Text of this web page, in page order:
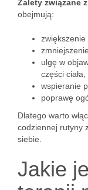
Zalety związane
obejmują:
zwiększenie
ulgę w
części ciała,
wspieranie
poprawę
Dlatego warto
codziennej rutyny
siebie.
Jakie